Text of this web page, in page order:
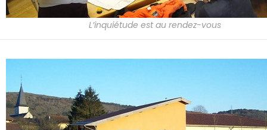
L’inquiétude est au rendez-vous